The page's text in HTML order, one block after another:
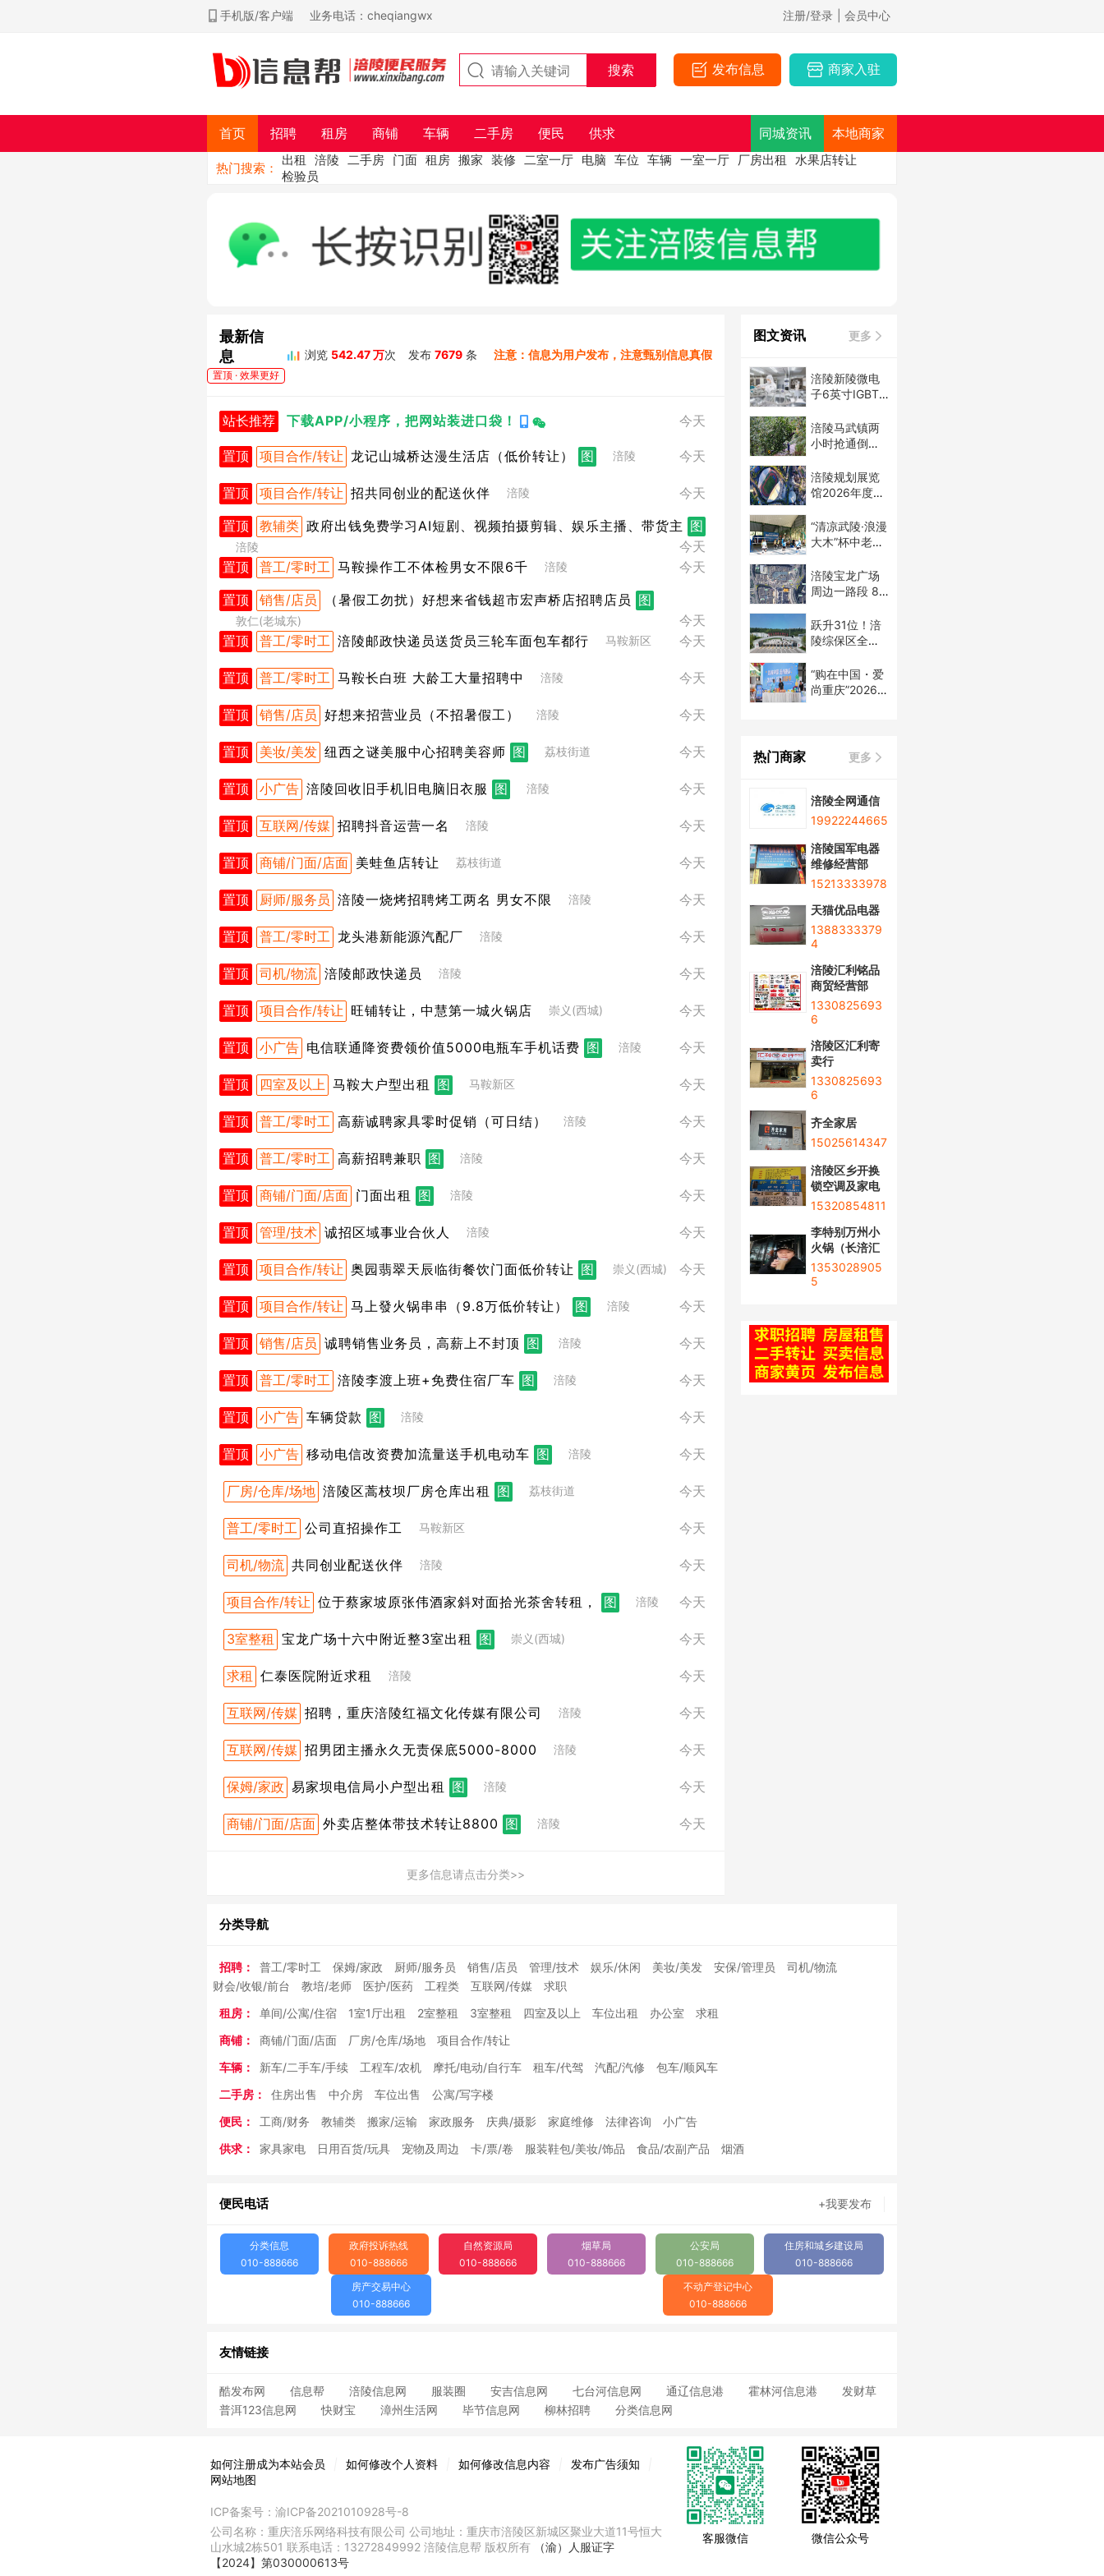
手机版/客户端 业务电话：cheqiangwx 注册/登录 | 会员中心
发布信息 商家入驻
首页 招聘 租房 商铺 车辆 二手房 便民 供求 同城资讯 本地商家
热门搜索：
出租 涪陵 二手房 门面 租房 搬家 装修 二室一厅 电脑 车位 车辆 一室一厅 厂房出租
水果店转让
检验员
最新信
息
置顶 · 效果更好
浏览 542.47 万次 发布 7679 条 注意：信息为用户发布，注意甄别信息真假
站长推荐 下载APP/小程序，把网站装进口袋！ 今天
置顶 项目合作/转让 龙记山城桥达漫生活店（低价转让） 图 涪陵 今天
置顶 项目合作/转让 招共同创业的配送伙伴 涪陵 今天
置顶 教辅类 政府出钱免费学习AI短剧、视频拍摄剪辑、娱乐主播、带货主 图
涪陵
今天
置顶
普工/零时工 马鞍操作工不体检男女不限6千 涪陵 今天
置顶 销售/店员 （暑假工勿扰）好想来省钱超市宏声桥店招聘店员 图
敦仁(老城东)
今天
置顶
普工/零时工 涪陵邮政快递员送货员三轮车面包车都行 马鞍新区 今天
置顶 普工/零时工 马鞍长白班 大龄工大量招聘中 涪陵 今天
置顶 销售/店员 好想来招营业员（不招暑假工） 涪陵 今天
置顶 美妆/美发 纽西之谜美服中心招聘美容师 图 荔枝街道 今天
置顶 小广告 涪陵回收旧手机旧电脑旧衣服 图 涪陵 今天
置顶 互联网/传媒 招聘抖音运营一名 涪陵 今天
置顶 商铺/门面/店面 美蛙鱼店转让 荔枝街道 今天
置顶 厨师/服务员 涪陵一烧烤招聘烤工两名 男女不限 涪陵 今天
置顶 普工/零时工 龙头港新能源汽配厂 涪陵 今天
置顶 司机/物流 涪陵邮政快递员 涪陵 今天
置顶 项目合作/转让 旺铺转让，中慧第一城火锅店 崇义(西城) 今天
置顶 小广告 电信联通降资费领价值5000电瓶车手机话费 图 涪陵 今天
置顶 四室及以上 马鞍大户型出租 图 马鞍新区 今天
置顶 普工/零时工 高薪诚聘家具零时促销（可日结） 涪陵 今天
置顶 普工/零时工 高薪招聘兼职 图 涪陵 今天
置顶 商铺/门面/店面 门面出租 图 涪陵 今天
置顶 管理/技术 诚招区域事业合伙人 涪陵 今天
置顶 项目合作/转让 奥园翡翠天辰临街餐饮门面低价转让 图 崇义(西城) 今天
置顶 项目合作/转让 马上發火锅串串（9.8万低价转让） 图 涪陵 今天
置顶 销售/店员 诚聘销售业务员，高薪上不封顶 图 涪陵 今天
置顶 普工/零时工 涪陵李渡上班+免费住宿厂车 图 涪陵 今天
置顶 小广告 车辆贷款 图 涪陵 今天
置顶 小广告 移动电信改资费加流量送手机电动车 图 涪陵 今天
厂房/仓库/场地 涪陵区蒿枝坝厂房仓库出租 图 荔枝街道 今天
普工/零时工 公司直招操作工 马鞍新区 今天
司机/物流 共同创业配送伙伴 涪陵 今天
项目合作/转让 位于蔡家坡原张伟酒家斜对面拾光茶舍转租， 图 涪陵 今天
3室整租 宝龙广场十六中附近整3室出租 图 崇义(西城) 今天
求租 仁泰医院附近求租 涪陵 今天
互联网/传媒 招聘，重庆涪陵红福文化传媒有限公司 涪陵 今天
互联网/传媒 招男团主播永久无责保底5000-8000 涪陵 今天
保姆/家政 易家坝电信局小户型出租 图 涪陵 今天
商铺/门面/店面 外卖店整体带技术转让8800 图 涪陵 今天
更多信息请点击分类>>
图文资讯 更多
涪陵新陵微电
子6英寸IGBT
增效
涪陵马武镇两
小时抢通倒伏
涪陵规划展览
馆2026年度更
相
“清凉武陵·浪漫
大木”杯中老年
圆满落幕
涪陵宝龙广场
周边一路段 8
管制至 8 月 30
日
跃升31位！涪
陵综保区全国
亮眼
“购在中国・爱
尚重庆”2026
热门商家 更多
涪陵全网通信
19922244665
涪陵国军电器
维修经营部
15213333978
天猫优品电器
1388333379
4
涪陵汇利铭品
商贸经营部
1330825693
6
涪陵区汇利寄
卖行
1330825693
6
齐全家居
15025614347
涪陵区乡开换
锁空调及家电
15320854811
李特别万州小
火锅（长涪汇
1353028905
5
分类导航
招聘： 普工/零时工 保姆/家政 厨师/服务员 销售/店员 管理/技术 娱乐/休闲 美妆/美发 安保/管理员
司机/物流
财会/收银/前台
教培/老师 医护/医药 工程类 互联网/传媒
求职
租房：
单间/公寓/住宿 1室1厅出租 2室整租 3室整租 四室及以上 车位出租 办公室
求租
商铺：
商铺/门面/店面 厂房/仓库/场地
项目合作/转让
车辆：
新车/二手车/手续 工程车/农机 摩托/电动/自行车 租车/代驾 汽配/汽修
包车/顺风车
二手房：
住房出售 中介房 车位出售
公寓/写字楼
便民：
工商/财务 教辅类 搬家/运输 家政服务 庆典/摄影 家庭维修 法律咨询
小广告
供求：
家具家电 日用百货/玩具 宠物及周边 卡/票/卷 服装鞋包/美妆/饰品 食品/农副产品 烟酒
便民电话 +我要发布
分类信息
010-888666
政府投诉热线
010-888666
自然资源局
010-888666
烟草局
010-888666
公安局
010-888666
住房和城乡建设局
010-888666
房产交易中心
010-888666
不动产登记中心
010-888666
友情链接
酷发布网 信息帮 涪陵信息网 服装圈 安吉信息网 七台河信息网 通辽信息港 霍林河信息港
发财草
普洱123信息网
快财宝 漳州生活网 毕节信息网 柳林招聘 分类信息网
如何注册成为本站会员 如何修改个人资料 如何修改信息内容 发布广告须知
网站地图
ICP备案号：渝ICP备2021010928号-8
公司名称：重庆涪乐网络科技有限公司 公司地址：重庆市涪陵区新城区聚业大道11号恒大
山水城2栋501 联系电话：13272849992 涪陵信息帮 版权所有
（渝）人服证字
【2024】第030000613号
客服微信 微信公众号